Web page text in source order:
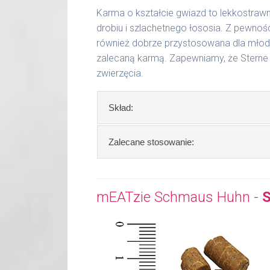
Karma o kształcie gwiazd to
drobiu i szlachetnego łososia. Z
również dobrze przystosowana dla
zalecaną karmą. Zapewniamy, że
zwierzęcia.
Skład:
Skład:mięso i produkty pochodzenia
mąka razowa, kukurydza, 3% burak
tłuszcz surowy 12,50 %
włókno surowe 2,50 %
popiół surowy 7,80 %
wapń 1,40 %
Zalecane stosowanie:
waga kota dzienna
2 - 3 kg
3 - 4 kg 50 - 60 g
mEATzie Schmaus Huhn -